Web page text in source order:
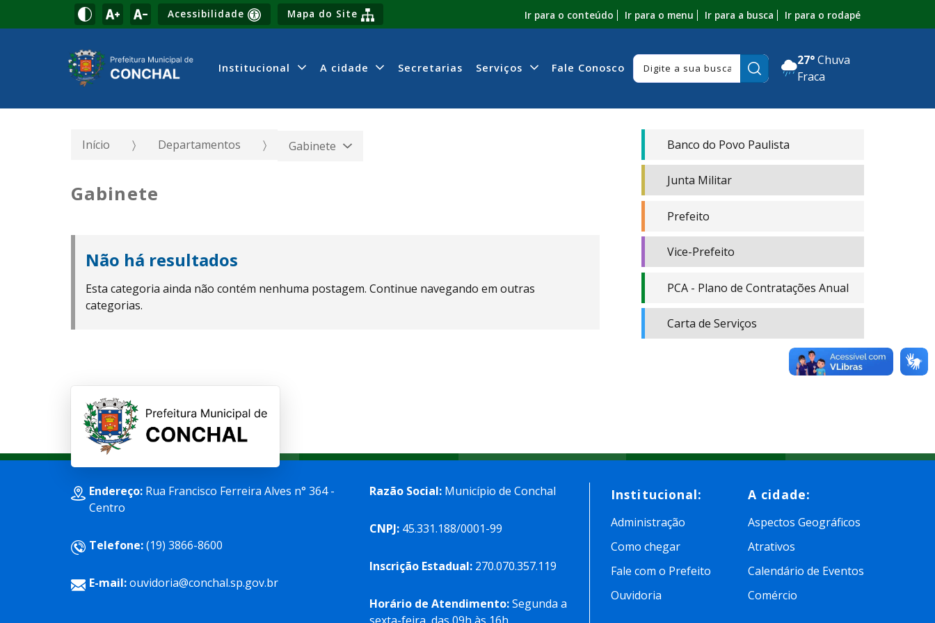
Acessibilidade Mapa do Site Ir para o conteúdo Ir para o menu Ir para a busca Ir para o rodapé
Institucional A cidade Secretarias Serviços Fale Conosco Pesquisar:
27° Chuva
Fraca
Início Departamentos Gabinete
Gabinete
Não há resultados
Esta categoria ainda não contém nenhuma postagem. Continue navegando em outras
categorias.
Banco do Povo Paulista
Junta Militar
Prefeito
Vice-Prefeito
PCA - Plano de Contratações Anual
Carta de Serviços
Endereço:Rua Francisco Ferreira Alves n° 364 -
Centro
Telefone:(19) 3866-8600
E-mail:ouvidoria@conchal.sp.gov.br
Razão Social: Município de Conchal
CNPJ: 45.331.188/0001-99
Inscrição Estadual: 270.070.357.119
Horário de Atendimento:Segunda a
Institucional:
Administração
Como chegar
Fale com o Prefeito
Ouvidoria
A cidade:
Aspectos Geográficos
Atrativos
Calendário de Eventos
Comércio